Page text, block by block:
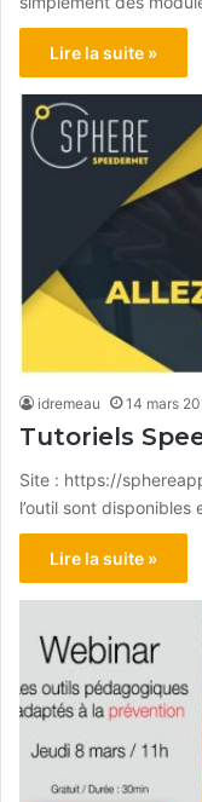
Lire la suite »
idremeau 14 mars
Tutoriels
Site : https://
l’outil sont
Lire la suite »